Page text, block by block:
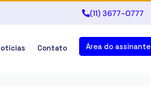
(11) 3677-0777
Contato Área do assinante